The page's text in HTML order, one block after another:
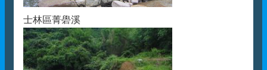
士林區菁礐溪